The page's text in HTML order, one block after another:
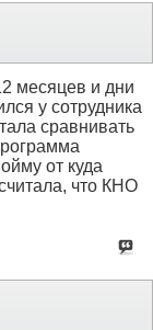
месяцев и дни
у сотрудника
сравнивать
от куда
что КНО